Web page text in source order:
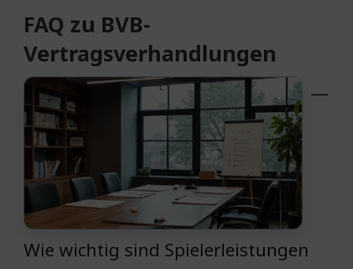
FAQ zu BVB-
Vertragsverhandlungen
—
Wie wichtig sind Spielerleistungen